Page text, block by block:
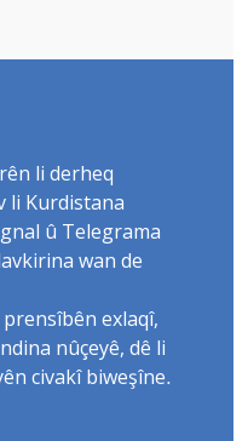
li derheq
li Kurdistana
û Telegrama
wan de
exlaqî,
nûçeyê, dê li
civakî biweşîne.